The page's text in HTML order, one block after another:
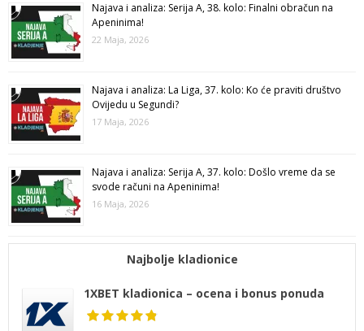
Najava i analiza: Serija A, 38. kolo: Finalni obračun na
Apeninima!
22 Maja, 2026
Najava i analiza: La Liga, 37. kolo: Ko će praviti društvo
Ovijedu u Segundi?
17 Maja, 2026
Najava i analiza: Serija A, 37. kolo: Došlo vreme da se
svode računi na Apeninima!
16 Maja, 2026
Najbolje kladionice
1XBET kladionica – ocena i bonus ponuda